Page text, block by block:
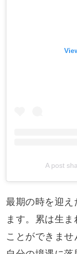
A post
最期の時を迎え
ます。累は生
ことができま